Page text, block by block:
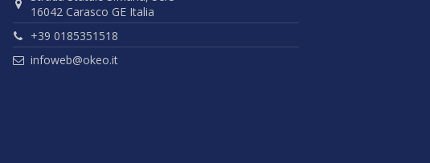
16042 Carasco GE Italia
+39 0185351518
infoweb@okeo.it